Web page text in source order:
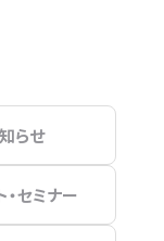
らせ
・セミナー